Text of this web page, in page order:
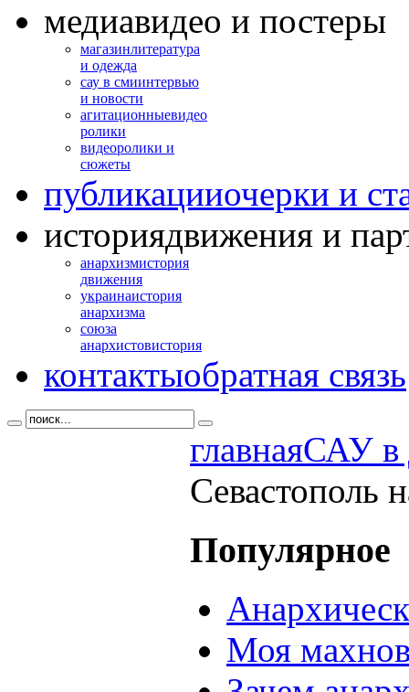
медиавидео и постеры
магазинлитература
и одежда
сау в смиинтервью
и новости
агитационныевидео
ролики
видеоролики и
сюжеты
публикацииочерки и
историядвижения и
анархизмистория
движения
украинаистория
анархизма
союза
анархистовистория
контактыобратная связь
главнаяСАУ в
Севастополь
Популярное
Моя